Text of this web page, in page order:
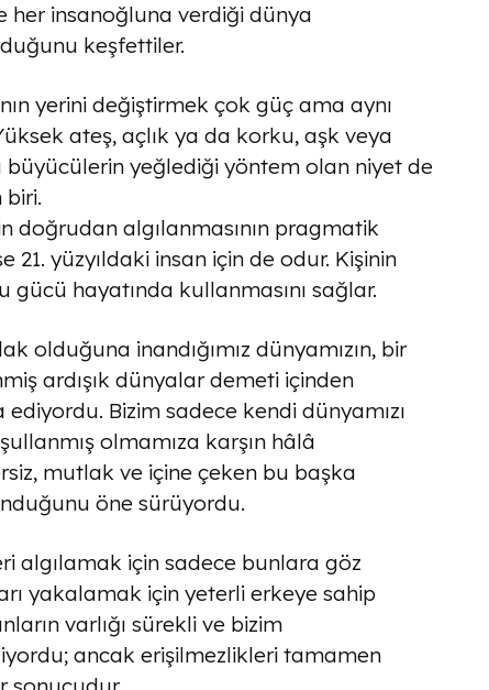
her insanoğluna verdiği dünya
keşfettiler.
yerini değiştirmek çok güç ama aynı
ateş, açlık ya da korku, aşk veya
büyücülerin yeğlediği yöntem olan niyet de
biri.
doğrudan algılanmasının pragmatik
21. yüzyıldaki insan için de odur. Kişinin
gücü hayatında kullanmasını sağlar.
olduğuna inandığımız dünyamızın, bir
ardışık dünyalar demeti içinden
Bizim sadece kendi dünyamızı
olmamıza karşın hâlâ
mutlak ve içine çeken bu başka
öne sürüyordu.
algılamak için sadece bunlara göz
yakalamak için yeterli erkeye sahip
varlığı sürekli ve bizim
ancak erişilmezlikleri tamamen